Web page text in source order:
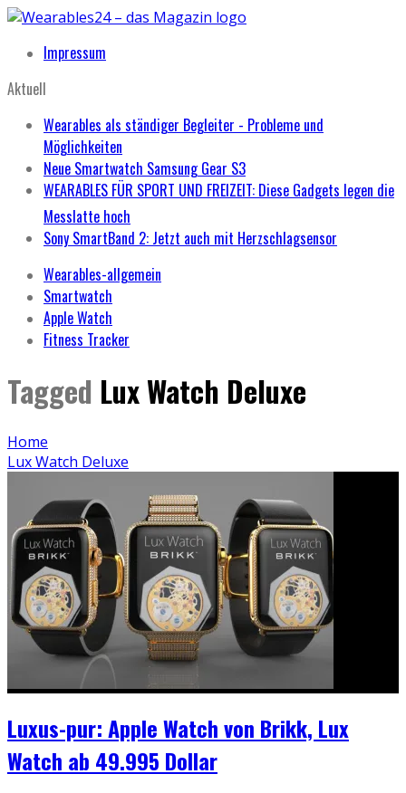
Impressum
Aktuell
Wearables als ständiger Begleiter - Probleme und
Möglichkeiten
Neue Smartwatch Samsung Gear S3
WEARABLES FÜR SPORT UND FREIZEIT: Diese Gadgets legen die
Messlatte hoch
Sony SmartBand 2: Jetzt auch mit Herzschlagsensor
Wearables-allgemein
Smartwatch
Apple Watch
Fitness Tracker
Tagged Lux Watch Deluxe
Home
Lux Watch Deluxe
Luxus-pur: Apple Watch von Brikk, Lux
Watch ab 49.995 Dollar